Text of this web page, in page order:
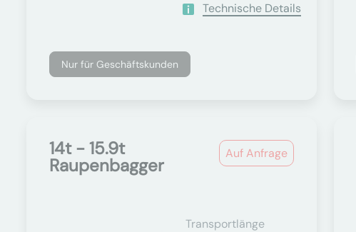
Technische Details
Nur für Geschäftskunden
Auf Anfrage
14t - 15.9t
Raupenbagger
Transportlänge